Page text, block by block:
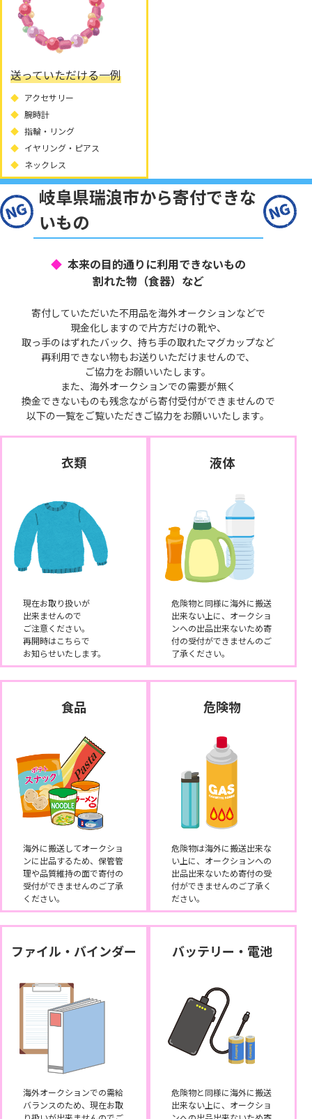
送っていただける一例
アクセサリー
腕時計
指輪・リング
イヤリング・ピアス
ネックレス
岐阜県瑞浪市から寄付できな
いもの
本来の目的通りに利用できないもの
割れた物（食器）など
寄付していただいた不用品を海外オークションなどで
現金化しますので片方だけの靴や、
取っ手のはずれたバック、持ち手の取れたマグカップなど
再利用できない物もお送りいただけませんので、
ご協力をお願いいたします。
また、海外オークションでの需要が無く
換金できないものも残念ながら寄付受付ができませんので
以下の一覧をご覧いただきご協力をお願いいたします。
衣類
現在お取り扱いが
出来ませんので
ご注意ください。
再開時はこちらで
お知らせいたします。
液体
危険物と同様に海外に搬送
出来ない上に、オークショ
ンへの出品出来ないため寄
付の受付ができませんのご
了承ください。
食品
海外に搬送してオークショ
ンに出品するため、保管管
理や品質維持の面で寄付の
受付ができませんのご了承
ください。
危険物
危険物は海外に搬送出来な
い上に、オークションへの
出品出来ないため寄付の受
付ができませんのご了承く
ださい。
ファイル・バインダー
海外オークションでの需給
バランスのため、現在お取
バッテリー・電池
危険物と同様に海外に搬送
出来ない上に、オークショ